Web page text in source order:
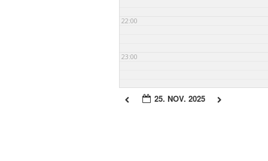
22:00
23:00
25. NOV. 2025